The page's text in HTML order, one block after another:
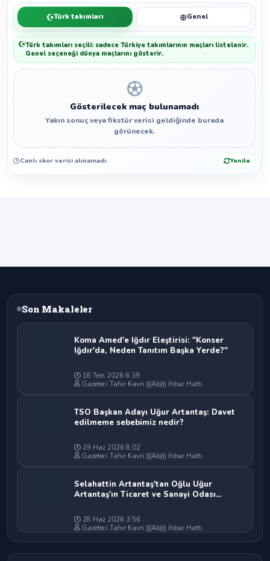
Türk takımları Genel
Türk takımları seçili: sadece Türkiye takımlarının maçları listelenir.
Genel seçeneği dünya maçlarını gösterir.
Gösterilecek maç bulunamadı
Yakın sonuç veya fikstür verisi geldiğinde burada
görünecek.
Canlı skor verisi alınamadı. Yenile
Son Makaleler
Koma Amed'e Iğdır Eleştirisi: "Konser
Iğdır'da, Neden Tanıtım Başka Yerde?"
18 Tem 2026 6:39
Gazeteci Tahir Kavri (((Alo))) İhbar Hattı
TSO Başkan Adayı Uğur Artantaş: Davet
edilmeme sebebimiz nedir?
29 Haz 2026 8:02
Gazeteci Tahir Kavri (((Alo))) İhbar Hattı
Selahattin Artantaş'tan Oğlu Uğur
Artantaş'ın Ticaret ve Sanayi Odası
Bahtın Açık Olsun Oğlum"
28 Haz 2026 3:56
Gazeteci Tahir Kavri (((Alo))) İhbar Hattı